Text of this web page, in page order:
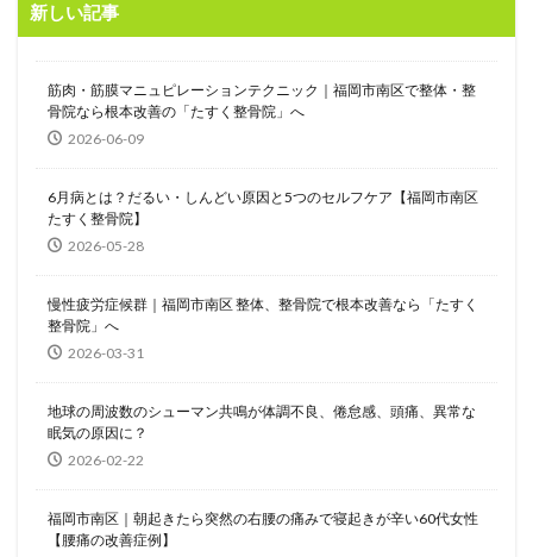
新しい記事
筋肉・筋膜マニュピレーションテクニック｜福岡市南区で整体・整
骨院なら根本改善の「たすく整骨院」へ
2026-06-09
6月病とは？だるい・しんどい原因と5つのセルフケア【福岡市南区
たすく整骨院】
2026-05-28
慢性疲労症候群｜福岡市南区 整体、整骨院で根本改善なら「たすく
整骨院」へ
2026-03-31
地球の周波数のシューマン共鳴が体調不良、倦怠感、頭痛、異常な
眠気の原因に？
2026-02-22
福岡市南区｜朝起きたら突然の右腰の痛みで寝起きが辛い60代女性
【腰痛の改善症例】